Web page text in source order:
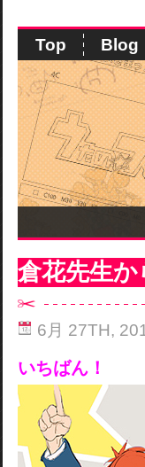
Top Blog
倉花先生
6月 27TH,
いちばん！